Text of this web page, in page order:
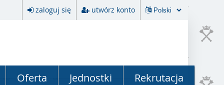
zaloguj się utwórz konto
Oferta Jednostki Rekrutacja